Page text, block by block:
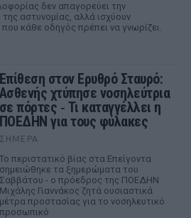
δεν απαγορεύει την
αστυνομίας, αλλά ισχύουν
που κάθε οδηγός πρέπει να γνωρίζει.
Επίθεση στον Ερυθρό Σταυρό:
Ασθενής χτύπησε νοσηλεύτρια
σε πόρτες ‑ Τι καταγγέλλει η
ΠΟΕΔΗΝ για τους φύλακες
ΣΉΜΕΡΑ
Το περιστατικό βίας στα Επείγοντα
σημειώθηκε τα ξημερώματα του
Σαββάτου - ο πρόεδρος της ΠΟΕΔΗΝ
Μιχάλης Γιαννάκος ζητά ουσιαστικά
μέτρα προστασίας για το νοσηλευτικό
προσωπικό